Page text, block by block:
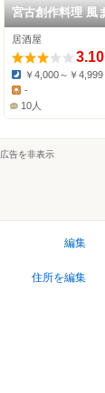
宮古創作料理 風
せ
居酒屋
3.10
Dinner:
￥4,000～￥4,999
Lunch:
-
10人
広告を非表示
編集
住所を編集